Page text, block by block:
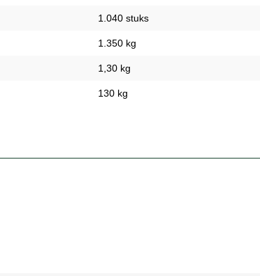
1.040 stuks
1.350 kg
1,30 kg
130 kg